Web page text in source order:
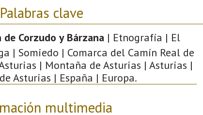
Palabras clave
de Corzudo y Bárzana | Etnografía | El
| Somiedo | Comarca del Camín Real de
| Montaña de Asturias | Asturias |
Asturias | España | Europa.
multimedia